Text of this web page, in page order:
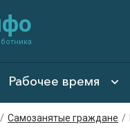
Рабочее время
/ Самозанятые граждане /